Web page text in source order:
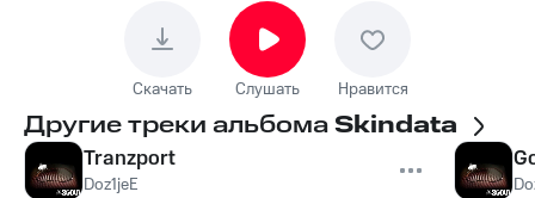
Скачать Слушать Нравится
Другие треки альбомаSkindata
Tranzport
Doz1jeE